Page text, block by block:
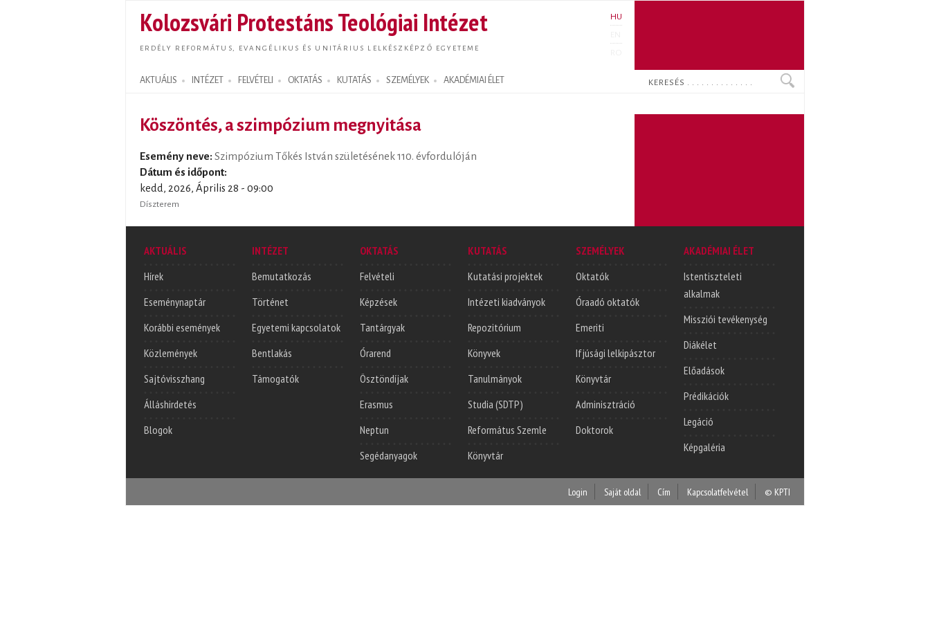
tartalomra
Kolozsvári Protestáns Teológiai Intézet
ERDÉLY REFORMÁTUS, EVANGÉLIKUS ÉS UNITÁRIUS LELKÉSZKÉPZŐ EGYETEME
HU
AKTUÁLIS INTÉZET FELVÉTELI OKTATÁS KUTATÁS SZEMÉLYEK AKADÉMIAI ÉLET
Search form
Keresés
Köszöntés, a szimpózium megnyitása
Esemény neve: Szimpózium Tőkés István születésének 110. évfordulóján
Dátum és időpont:
kedd, 2026, Április 28 - 09:00
Díszterem
AKTUÁLIS
Hírek
Eseménynaptár
Korábbi események
Közlemények
Sajtóvisszhang
Álláshirdetés
Blogok
INTÉZET
Bemutatkozás
Történet
Egyetemi kapcsolatok
Bentlakás
Támogatók
OKTATÁS
Felvételi
Képzések
Tantárgyak
Órarend
Ösztöndíjak
Erasmus
Neptun
Segédanyagok
KUTATÁS
Kutatási projektek
Intézeti kiadványok
Repozitórium
Könyvek
Tanulmányok
Studia (SDTP)
Református Szemle
Könyvtár
SZEMÉLYEK
Oktatók
Óraadó oktatók
Emeriti
Ifjúsági lelkipásztor
Könyvtár
Adminisztráció
Doktorok
AKADÉMIAI ÉLET
Istentiszteleti
alkalmak
Missziói tevékenység
Diákélet
Előadások
Prédikációk
Legáció
Képgaléria
Login Saját oldal Cím Kapcsolatfelvétel © KPTI